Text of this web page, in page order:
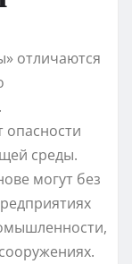
отличаются
опасности
среды.
могут без